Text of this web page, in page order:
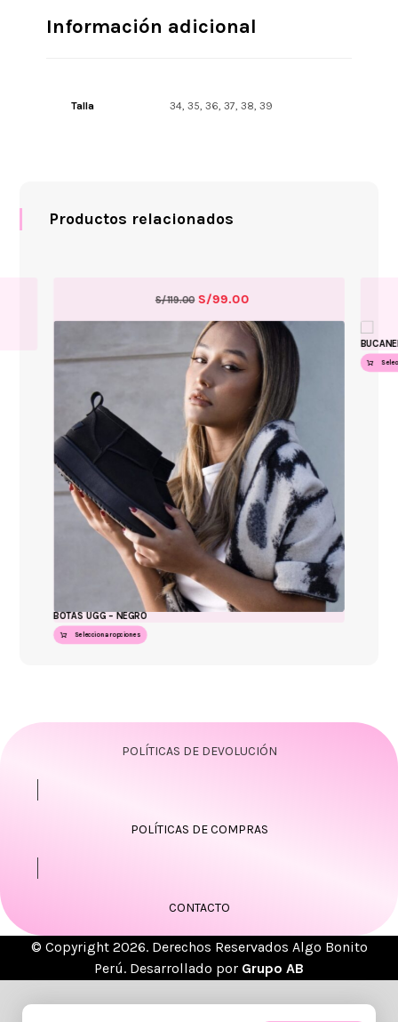
Información adicional
Talla 34, 35, 36, 37, 38, 39
Productos relacionados
BOTAS UGG – NEGRO
S/119.00 S/99.00
Seleccionar opciones
POLÍTICAS DE DEVOLUCIÓN
POLÍTICAS DE COMPRAS
CONTACTO
© Copyright 2026. Derechos Reservados Algo Bonito
Perú. Desarrollado por Grupo AB